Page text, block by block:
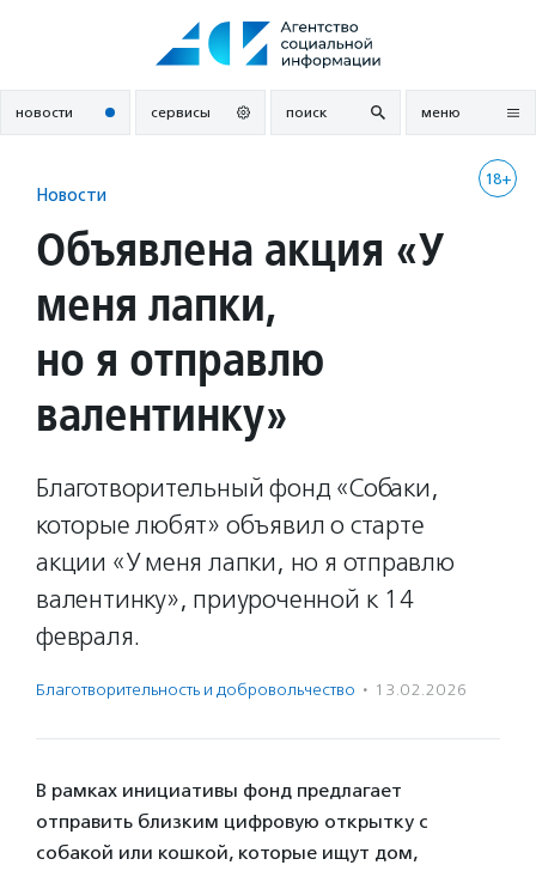
новости сервисы поиск меню
18+
Новости
Объявлена акция «У
меня лапки,
но я отправлю
валентинку»
Благотворительный фонд «Собаки,
которые любят» объявил о старте
акции «У меня лапки, но я отправлю
валентинку», приуроченной к 14
февраля.
Благотвори­тель­ность и доброволь­чест­во · 13.02.2026
В рамках инициативы фонд предлагает
отправить близким цифровую открытку с
собакой или кошкой, которые ищут дом,